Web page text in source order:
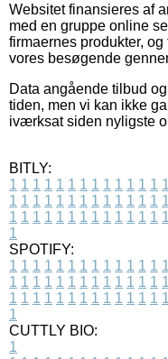
Websitet finansieres af
med en gruppe online
firmaernes produkter,
vores besøgende
Data angående tilbud
tiden, men vi kan ikke
iværksat siden nyligste
BITLY:
1 1 1 1 1 1 1 1 1 1 1 1 1 1
1 1 1 1 1 1 1 1 1 1 1 1 1 1
1 1 1 1 1 1 1 1 1 1 1 1 1 1
1
SPOTIFY:
1 1 1 1 1 1 1 1 1 1 1 1 1 1
1 1 1 1 1 1 1 1 1 1 1 1 1 1
1 1 1 1 1 1 1 1 1 1 1 1 1 1
1
CUTTLY BIO:
1